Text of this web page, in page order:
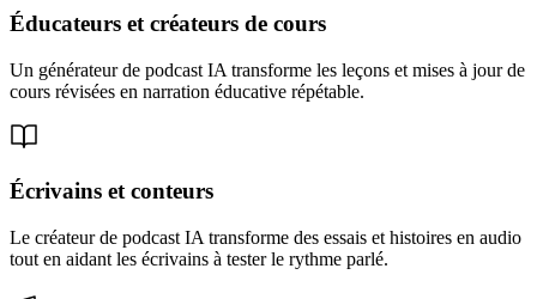
Éducateurs et créateurs de cours
Un générateur de podcast IA transforme les leçons et mises à jour de
cours révisées en narration éducative répétable.
Écrivains et conteurs
Le créateur de podcast IA transforme des essais et histoires en audio
tout en aidant les écrivains à tester le rythme parlé.